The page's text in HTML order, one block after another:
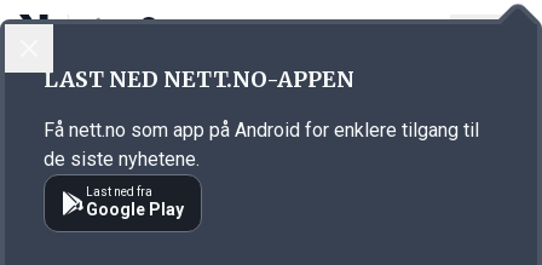
Annonsørinnhold
LAST NED NETT.NO-APPEN
Få nett.no som app på Android for enklere tilgang til
de siste nyhetene.
Last ned fra
Google Play